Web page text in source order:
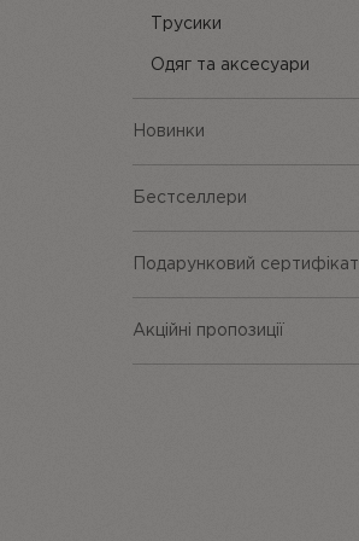
Трусики
Одяг та аксесуари
Новинки
Бестселлери
Подарунковий сертифікат
Акційні пропозиції